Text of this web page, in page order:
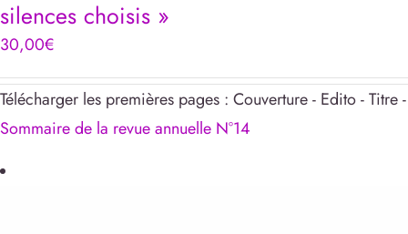
silences choisis »
30,00€
Télécharger les premières pages : Couverture - Edito - Titre -
Sommaire de la revue annuelle N°14